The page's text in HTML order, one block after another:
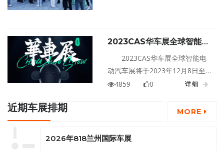
2023CAS华车展全球智能电
2023CAS华车展全球智能电
动汽车展将于2023年12月8日至
11日在上海上海国家会展中心盛
4859 0 详细
近期车展排期 MORE
2026年818兰州国际车展